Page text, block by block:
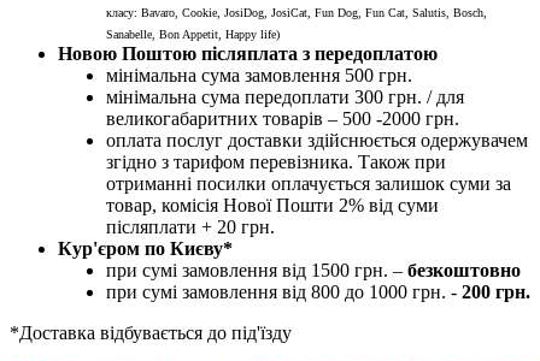
класу: Bavaro, Cookie, JosiDog, JosiCat, Fun Dog, Fun Cat, Salutis, Bosch,
Sanabelle, Bon Appetit, Happy life)
Новою Поштою післяплата з передоплатою
мінімальна сума замовлення 500 грн.
мінімальна сума передоплати 300 грн. / для
великогабаритних товарів – 500 -2000 грн.
оплата послуг доставки здійснюється одержувачем
згідно з тарифом перевізника. Також при
отриманні посилки оплачується залишок суми за
товар, комісія Нової Пошти 2% від суми
післяплати + 20 грн.
Кур'єром по Києву*
при сумі замовлення від 1500 грн. – безкоштовно
при сумі замовлення від 800 до 1000 грн. - 200 грн.
*Доставка відбувається до під'їзду